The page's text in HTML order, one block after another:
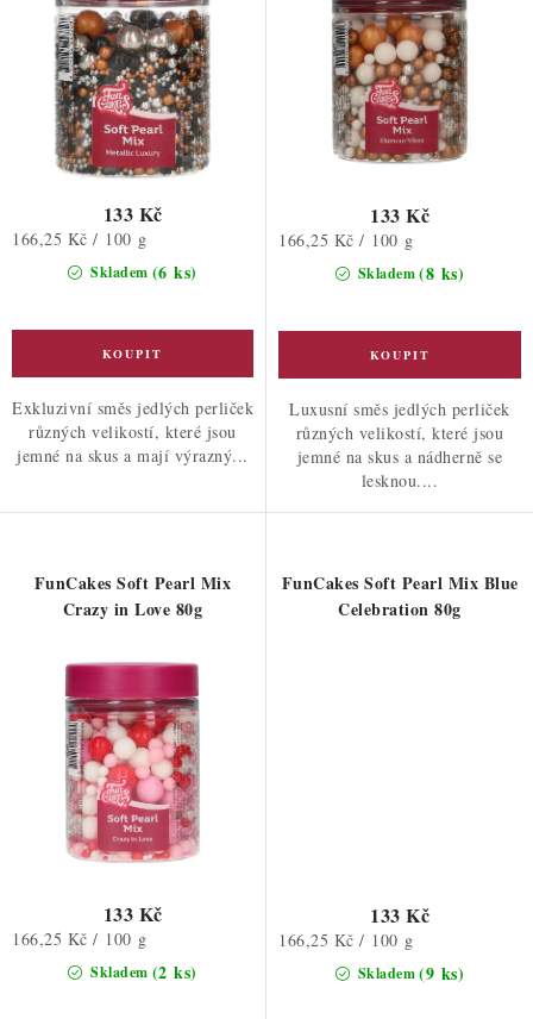
Skladem (6 ks)
133 Kč
Měrná
166,25 Kč / 100 g
Exkluzivní směs jedlých perliček
různých velikostí, které jsou
jemné na skus a mají výrazný...
Skladem(8 ks)
133 Kč
Měrná
166,25 Kč / 100 g
Luxusní směs jedlých perliček
různých velikostí, které jsou
jemné na skus a nádherně se
lesknou....
FunCakes Soft Pearl Mix
Crazy in Love 80g
Skladem (2 ks)
133 Kč
Měrná
166,25 Kč / 100 g
FunCakes Soft Pearl Mix Blue
Celebration 80g
Skladem(9 ks)
133 Kč
Měrná
166,25 Kč / 100 g